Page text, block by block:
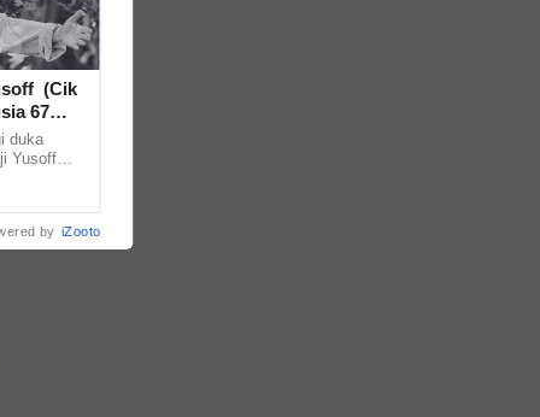
(Cik
67
duka
Yusoff
by iZooto